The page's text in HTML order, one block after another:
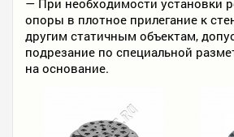
— При необходимости установки
опоры в плотное прилегание к
другим статичным объектам,
подрезание по специальной
на основание.